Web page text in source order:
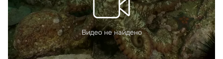
Видео не найдено